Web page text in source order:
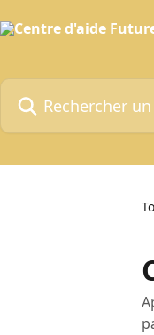
Rechercher un article...